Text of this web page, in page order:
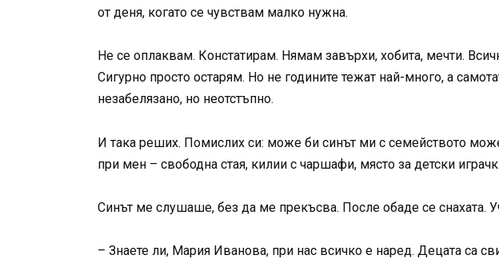
от деня, когато се чувствам малко нужна.
Не се оплаквам. Констатирам. Нямам завърхи, хобита, мечти.
Сигурно просто остарям. Но не годините тежат най-много, а
незабелязано, но неотстъпно.
И така реших. Помислих си: може би синът ми с семейството
при мен – свободна стая, килии с чаршафи, място за детски
Синът ме слушаше, без да ме прекъсва. После обаде се снахата.
– Знаете ли, Мария Иванова, при нас всичко е наред. Децата са